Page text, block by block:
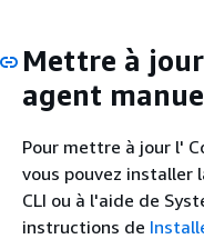
Mettre à
agent
Pour mettre à jour l'
vous pouvez installer
CLI ou à l'aide de
instructions de